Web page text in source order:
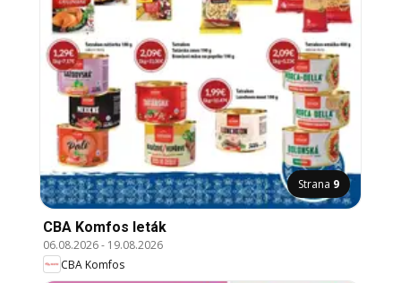
Strana 9
CBA Komfos leták
06.08.2026- 19.08.2026
CBA Komfos